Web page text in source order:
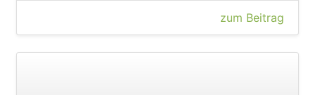
zum Beitrag